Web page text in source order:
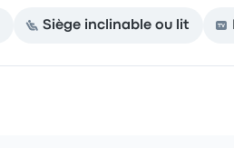
Siège inclinable ou lit